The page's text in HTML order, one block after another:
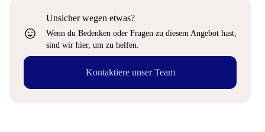
sentiment_very_satisfied
Unsicher wegen etwas?
Wenn du Bedenken oder Fragen zu diesem Angebot hast,
sind wir hier, um zu helfen.
Kontaktiere unser Team